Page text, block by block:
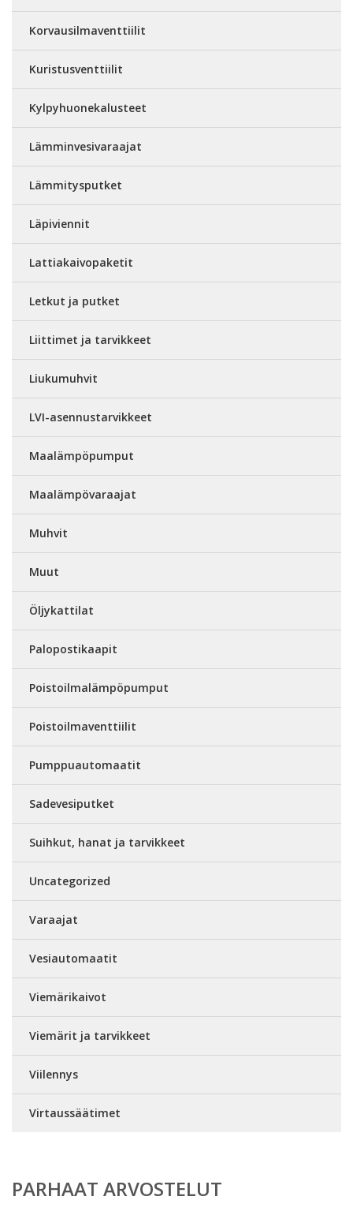
Korvausilmaventtiilit
Kuristusventtiilit
Kylpyhuonekalusteet
Lämminvesivaraajat
Lämmitysputket
Läpiviennit
Lattiakaivopaketit
Letkut ja putket
Liittimet ja tarvikkeet
Liukumuhvit
LVI-asennustarvikkeet
Maalämpöpumput
Maalämpövaraajat
Muhvit
Muut
Öljykattilat
Palopostikaapit
Poistoilmalämpöpumput
Poistoilmaventtiilit
Pumppuautomaatit
Sadevesiputket
Suihkut, hanat ja tarvikkeet
Uncategorized
Varaajat
Vesiautomaatit
Viemärikaivot
Viemärit ja tarvikkeet
Viilennys
Virtaussäätimet
PARHAAT ARVOSTELUT